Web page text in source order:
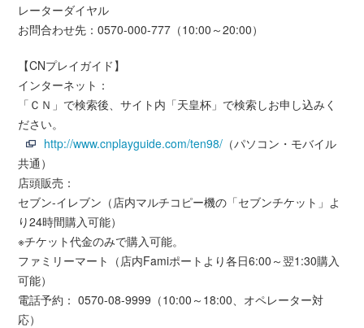
レーターダイヤル
お問合わせ先：0570-000-777（10:00～20:00）
【CNプレイガイド】
インターネット：
「ＣＮ」で検索後、サイト内「天皇杯」で検索しお申し込みく
ださい。
http://www.cnplayguide.com/ten98/ （パソコン・モバイル
共通）
店頭販売：
セブン-イレブン（店内マルチコピー機の「セブンチケット」よ
り24時間購入可能）
※チケット代金のみで購入可能。
ファミリーマート（店内Famiポートより各日6:00～翌1:30購入
可能）
電話予約： 0570-08-9999（10:00～18:00、オペレーター対
応）